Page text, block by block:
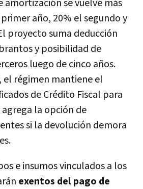
amortización se vuelve más
año, 20% el segundo y
proyecto suma deducción
y posibilidad de
luego de cinco años.
el régimen mantiene el
de Crédito Fiscal para
la opción de
si la devolución demora
e insumos vinculados a los
exentos del pago de